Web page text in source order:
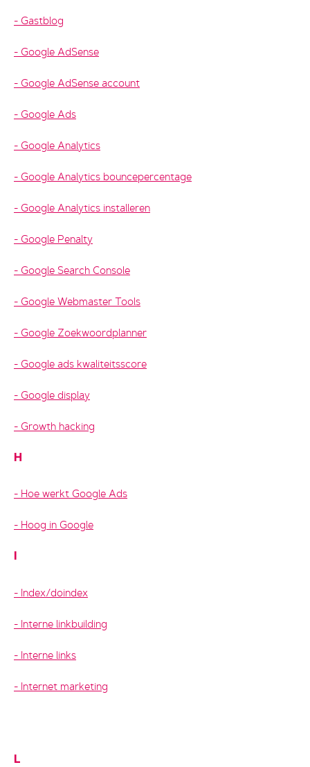
Gastblog
Google AdSense
Google AdSense account
Google Ads
Google Analytics
Google Analytics bouncepercentage
Google Analytics installeren
Google Penalty
Google Search Console
Google Webmaster Tools
Google Zoekwoordplanner
Google ads kwaliteitsscore
Google display
Growth hacking
H
Hoe werkt Google Ads
Hoog in Google
I
Index/doindex
Interne linkbuilding
Interne links
Internet marketing
L